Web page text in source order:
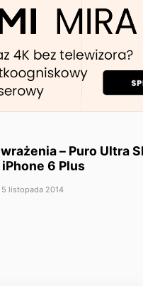
– Puro Ultra
6 Plus
5 listopada 2014